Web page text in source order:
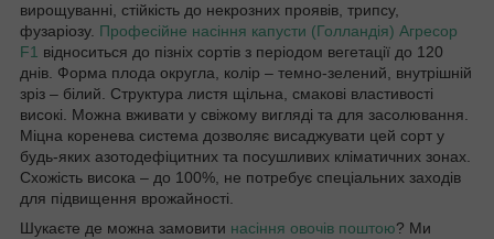
вирощуванні, стійкість до некрозних проявів, трипсу,
фузаріозу. Професійне насіння капусти (Голландія) Агресор
F1 відноситься до пізніх сортів з періодом вегетації до 120
днів. Форма плода округла, колір – темно-зелений, внутрішній
зріз – білий. Структура листя щільна, смакові властивості
високі. Можна вживати у свіжому вигляді та для засолювання.
Міцна коренева система дозволяє висаджувати цей сорт у
будь-яких азотодефіцитних та посушливих кліматичних зонах.
Схожість висока – до 100%, не потребує спеціальних заходів
для підвищення врожайності.
Шукаєте де можна замовити насіння овочів поштою? Ми